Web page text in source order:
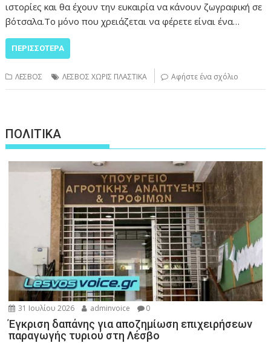
ιστορίες και θα έχουν την ευκαιρία να κάνουν ζωγραφική σε
βότσαλα.Το μόνο που χρειάζεται να φέρετε είναι ένα…
ΠΕΡΙΣΣΌΤΕΡΑ
ΛΕΣΒΟΣ ΛΕΣΒΟΣ ΧΩΡΙΣ ΠΛΑΣΤΙΚΑ Αφήστε ένα σχόλιο
ΠΟΛΙΤΙΚΑ
31 Ιουλίου 2026 adminvoice 0
Έγκριση δαπάνης για αποζημίωση επιχειρήσεων
παραγωγής τυριού στη Λέσβο